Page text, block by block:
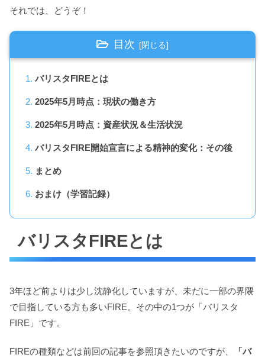
それでは、どうぞ！
目次
バリスタFIREとは
2025年5月時点：現状の働き方
2025年5月時点：資産状況＆生活状況
バリスタFIRE開始宣言による精神的変化：その後
まとめ
おまけ（学習記録）
バリスタFIREとは
3年ほど前よりは少し沈静化していますが、未だに一部の界隈
で目指している方も多いFIRE。その中の1つが「バリスタ
FIRE」です。
FIREの種類などは前回の記事を参照頂きたいのですが、 「バ